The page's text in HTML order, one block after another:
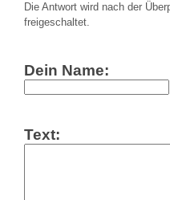
Die Antwort wird nach der
freigeschaltet.
Dein Name:
Text: